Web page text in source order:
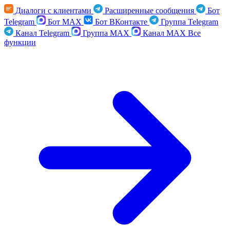
Диалоги с клиентами Расширенные сообщения
Бот
Telegram
Бот MAX Бот ВКонтакте
Группа Telegram
Канал Telegram
Группа MAX Канал MAX Все
функции